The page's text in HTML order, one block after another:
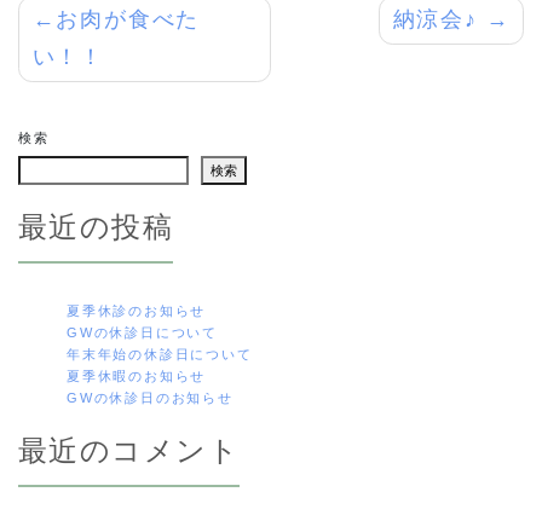
投
稿
ビ
ゲ
ー
お肉が食べた
い！！
納涼会♪
検索
検索
最近の投稿
夏季休診のお知らせ
GWの休診日について
年末年始の休診日について
夏季休暇のお知らせ
GWの休診日のお知らせ
最近のコメント